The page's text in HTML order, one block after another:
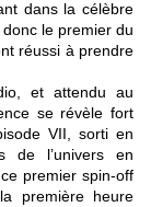
dans la célèbre
le premier du
réussi à prendre
et attendu au
se révèle fort
VII, sorti en
de l’univers en
premier spin-off
première heure